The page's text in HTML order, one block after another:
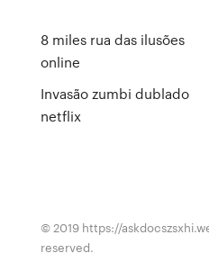
8 miles rua das ilusões
online
Invasão zumbi dublado
netflix
© 2019 https://
reserved.